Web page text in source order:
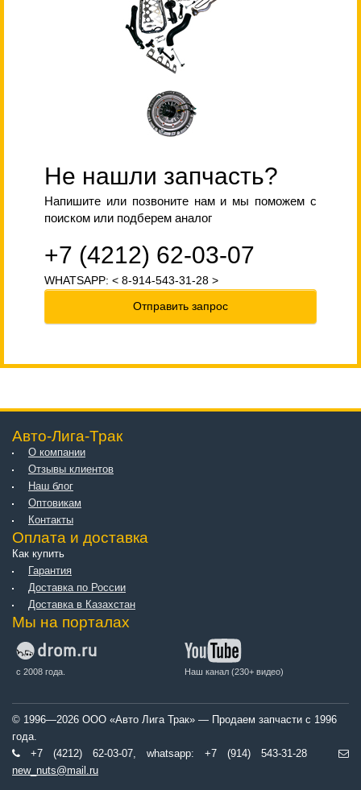
Не нашли запчасть?
Напишите или позвоните нам и мы поможем с
поиском или подберем аналог
+7 (4212) 62-03-07
WHATSAPP: < 8-914-543-31-28 >
Отправить запрос
Авто-Лига-Трак
О компании
Отзывы клиентов
Наш блог
Оптовикам
Контакты
Оплата и доставка
Как купить
Гарантия
Доставка по России
Доставка в Казахстан
Мы на порталах
с 2008 года. Наш канал (230+ видео)
© 1996—2026 ООО «Авто Лига Трак» — Продаем запчасти с 1996
года.
+7 (4212) 62-03-07, whatsapp: +7 (914) 543-31-28
new_nuts@mail.ru